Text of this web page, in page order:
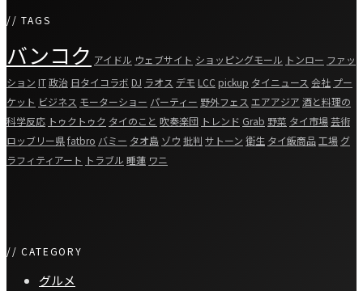
// TAGS
バンコク アイドル ウェブサイト ショッピングモール トンロー ファッ
ション IT政治 日タイコラボ DJ ラオス デモ LCC pickup タイニュース 会社 プー
ケット ビジネス モーターショー パーティー 野外フェス エアアジア 酒と料理の
科学反応 トゥクトゥク タイのこと 吹奏楽団 トレンド Grab 野菜 タイ市場芸術
ロッブリー県fatbro バミー タオ島 ゾウ 批判 サトーン 衛生 タイ飯商品工場 グ
ラフィティアート トラブル 睡蓮 ワニ
// CATEGORY
グルメ